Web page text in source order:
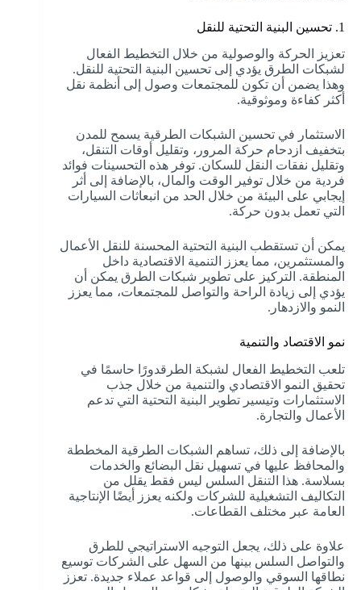
1. تحسين البنية التحتية للنقل
تعزيز الحركة والوصولية من خلال التخطيط الفعال
لشبكات الطرق يؤدي إلى تحسين البنية التحتية للنقل.
وهذا يضمن أن تكون للمجتمعات وصول إلى أنظمة نقل
أكثر كفاءة وموثوقية.
الاستثمار في تحسين الشبكات الطرقية يسمح للمدن
بتخفيف ازدحام حركة المرور، وتقليل أوقات التنقل،
وتقليل نفقات النقل للسكان. توفر هذه التحسينات فوائد
فردية من خلال توفير الوقت والمال، بالإضافة إلى أثر
إيجابي على البيئة من خلال الحد من انبعاثات السيارات
التي تعمل بدون حركة.
يمكن أن تستقطب البنية التحتية المحسنة للنقل الأعمال
والمستثمرين، مما يعزز التنمية الاقتصادية داخل
المنطقة. التركيز على تطوير شبكات الطرق يمكن أن
يؤدي إلى زيادة الراحة والتواصل للمجتمعات، مما يعزز
النمو والازدهار.
نمو الاقتصاد والتنمية
تلعب التخطيط الفعال لشبكة الطرقدورًا حاسمًا في
تحقيق النمو الاقتصادي والتنمية من خلال جذب
الاستثمارات وتيسير تطوير البنية التحتية التي تدعم
الأعمال والتجارة.
بالإضافة إلى ذلك، تساهم الشبكات الطرقية المخططة
والمحافظ عليها في تسهيل نقل البضائع والخدمات
بسلاسة. هذا التنقل السلس ليس فقط يقلل من
التكاليف التشغيلية للشركات ولكنه يعزز أيضًا الإنتاجية
العامة عبر مختلف القطاعات.
علاوة على ذلك، يجعل التوجيه الاستراتيجي للطرق
والتواصل السلس بينها من السهل على الشركات توسيع
نطاقها السوقي والوصول إلى قواعد عملاء جديدة. تعزز